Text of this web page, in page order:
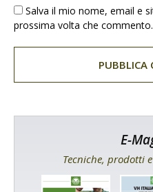
Salva il mio nome, email e
prossima volta che commento.
E-
Tecniche, prodotti